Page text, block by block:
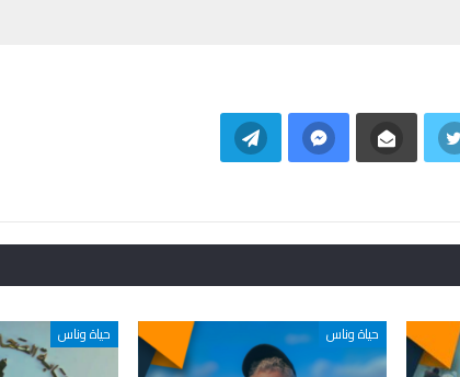
حياة وناس حياة وناس